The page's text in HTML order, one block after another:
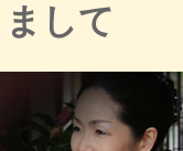
して